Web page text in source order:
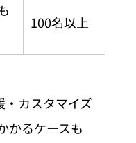
100名以上
カスタマイズ
かるケースも